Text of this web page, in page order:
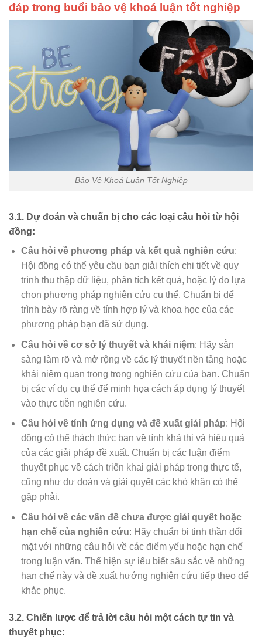
đáp trong buổi bảo vệ khoá luận tốt nghiệp
Bảo Vệ Khoá Luận Tốt Nghiệp
3.1. Dự đoán và chuẩn bị cho các loại câu hỏi từ hội
đồng:
Câu hỏi về phương pháp và kết quả nghiên cứu:
Hội đồng có thể yêu cầu bạn giải thích chi tiết về quy
trình thu thập dữ liệu, phân tích kết quả, hoặc lý do lựa
chọn phương pháp nghiên cứu cụ thể. Chuẩn bị để
trình bày rõ ràng về tính hợp lý và khoa học của các
phương pháp bạn đã sử dụng.
Câu hỏi về cơ sở lý thuyết và khái niệm: Hãy sẵn
sàng làm rõ và mở rộng về các lý thuyết nền tảng hoặc
khái niệm quan trọng trong nghiên cứu của bạn. Chuẩn
bị các ví dụ cụ thể để minh họa cách áp dụng lý thuyết
vào thực tiễn nghiên cứu.
Câu hỏi về tính ứng dụng và đề xuất giải pháp: Hội
đồng có thể thách thức bạn về tính khả thi và hiệu quả
của các giải pháp đề xuất. Chuẩn bị các luận điểm
thuyết phục về cách triển khai giải pháp trong thực tế,
cũng như dự đoán và giải quyết các khó khăn có thể
gặp phải.
Câu hỏi về các vấn đề chưa được giải quyết hoặc
hạn chế của nghiên cứu: Hãy chuẩn bị tinh thần đối
mặt với những câu hỏi về các điểm yếu hoặc hạn chế
trong luận văn. Thể hiện sự iểu biết sâu sắc về những
hạn chế này và đề xuất hướng nghiên cứu tiếp theo để
khắc phục.
3.2. Chiến lược để trả lời câu hỏi một cách tự tin và
thuyết phục: